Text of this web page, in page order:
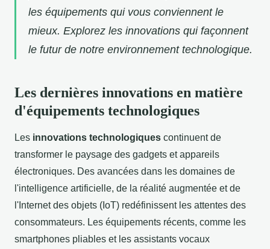
les équipements qui vous conviennent le
mieux. Explorez les innovations qui façonnent
le futur de notre environnement technologique.
Les dernières innovations en matière
d'équipements technologiques
Les innovations technologiques continuent de
transformer le paysage des gadgets et appareils
électroniques. Des avancées dans les domaines de
l'intelligence artificielle, de la réalité augmentée et de
l'Internet des objets (IoT) redéfinissent les attentes des
consommateurs. Les équipements récents, comme les
smartphones pliables et les assistants vocaux